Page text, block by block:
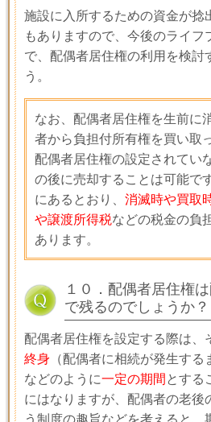
施設に入所するための資金が捻
もありますので、今後のライフ
で、配偶者居住権の利用を検討
う。
なお、配偶者居住権を生前に
者から負担付所有権を買い取
配偶者居住権の設定されてい
の後に売却することは可能で
にあるとおり、 消滅時や買取
や譲渡所得税などの税金の負
あります。
１０．配偶者居住権
で残るのでしょうか？
配偶者居住権を設定する際は、
終身 （配偶者に相続が発生す
などのように一定の期間 とする
にはなりますが、配偶者の老後
う制度の趣旨などを考えると、